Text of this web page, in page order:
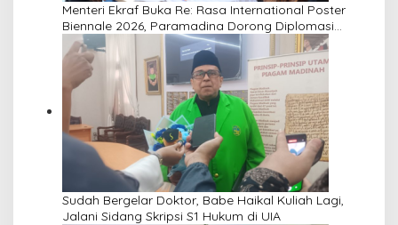
Menteri Ekraf Buka Re: Rasa International Poster
Biennale 2026, Paramadina Dorong Diplomasi
Budaya Visual
Sudah Bergelar Doktor, Babe Haikal Kuliah Lagi,
Jalani Sidang Skripsi S1 Hukum di UIA